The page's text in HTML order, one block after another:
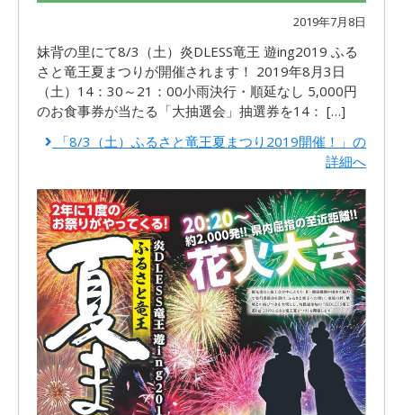
2019年7月8日
妹背の里にて8/3（土）炎DLESS竜王 遊ing2019 ふる
さと竜王夏まつりが開催されます！ 2019年8月3日
（土）14：30～21：00小雨決行・順延なし 5,000円
のお食事券が当たる「大抽選会」抽選券を14： […]
「8/3（土）ふるさと竜王夏まつり2019開催！」の
詳細へ